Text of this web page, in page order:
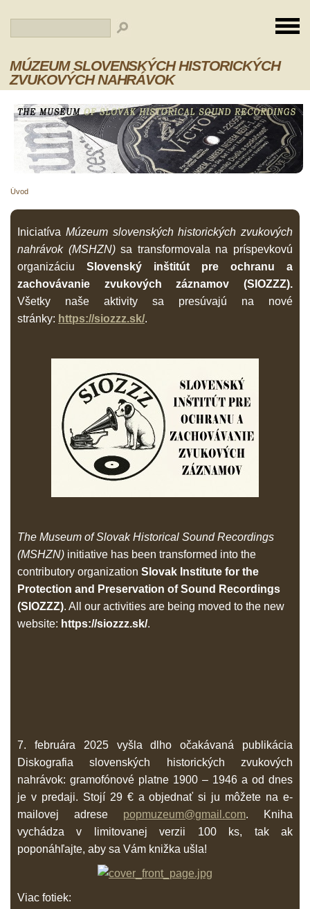
MÚZEUM SLOVENSKÝCH HISTORICKÝCH
ZVUKOVÝCH NAHRÁVOK
Úvod
Iniciatíva Múzeum slovenských historických zvukových
nahrávok (MSHZN)sa transformovala na príspevkovú
organizáciu Slovenský inštitút pre ochranu a
zachovávanie zvukových záznamov (SIOZZZ).
Všetky naše aktivity sa presúvajú na nové
stránky: https://siozzz.sk/.
The Museum of Slovak Historical Sound Recordings
(MSHZN) initiative has been transformed into the
contributory organization Slovak Institute for the
Protection and Preservation of Sound Recordings
(SIOZZZ). All our activities are being moved to the new
website: https://siozzz.sk/.
7. februára 2025 vyšla dlho očakávaná publikácia
Diskografia slovenských historických zvukových
nahrávok: gramofónové platne 1900 – 1946 a od dnes
je v predaji. Stojí 29 € a objednať si ju môžete na e-
mailovej adrese popmuzeum@gmail.com. Kniha
vychádza v limitovanej verzii 100 ks, tak ak
poponáhľajte, aby sa Vám knižka ušla!
Viac fotiek: